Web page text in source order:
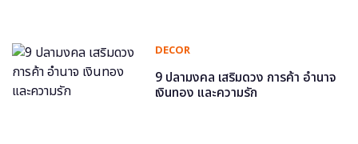
DECOR
9 ปลามงคล เสริมดวง การค้า อำนาจ
เงินทอง และความรัก